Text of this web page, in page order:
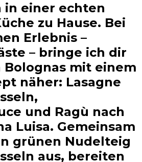
einer echten
zu Hause. Bei
Erlebnis –
– bringe ich dir
mit einem
näher: Lasagne
und Ragù nach
Luisa. Gemeinsam
grünen Nudelteig
aus, bereiten